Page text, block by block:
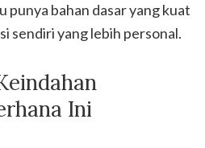
punya bahan dasar yang kuat
sendiri yang lebih personal.
Ini